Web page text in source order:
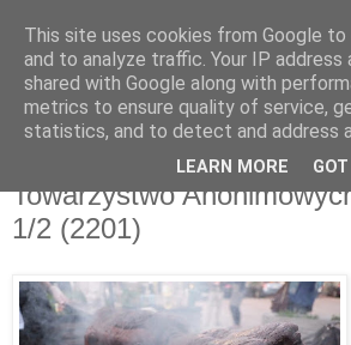
poniedziałek, 15 marca 2021
Towarzystwo
1/2 (2201)
This site uses cookies from Google
and to analyze traffic. Your IP address
shared with Google along with
metrics to ensure quality of service,
statistics, and to detect and address
LEARN MORE